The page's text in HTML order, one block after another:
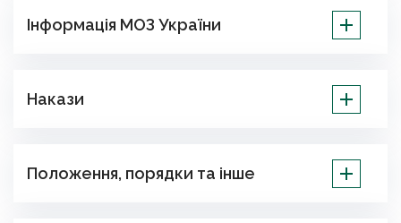
Інформація МОЗ України
Накази
Положення, порядки та інше